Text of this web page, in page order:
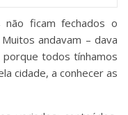
ficam fechados o
andavam – dava
todos tínhamos
cidade, a conhecer as